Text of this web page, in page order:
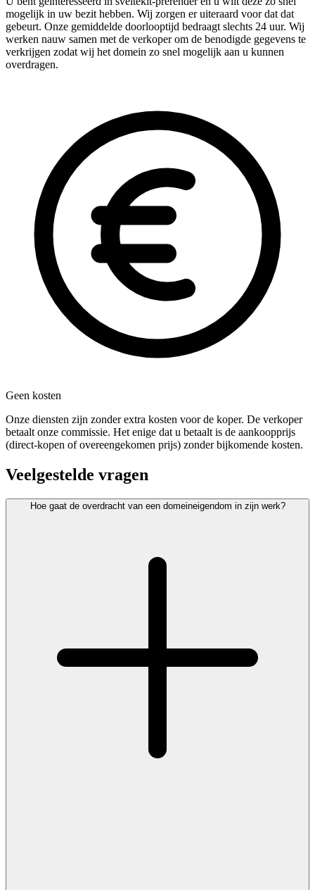
mogelijk in uw bezit hebben. Wij zorgen er uiteraard voor dat dat
gebeurt. Onze gemiddelde doorlooptijd bedraagt slechts 24 uur. Wij
werken nauw samen met de verkoper om de benodigde gegevens te
verkrijgen zodat wij het domein zo snel mogelijk aan u kunnen
overdragen.
Geen kosten
Onze diensten zijn zonder extra kosten voor de koper. De verkoper
betaalt onze commissie. Het enige dat u betaalt is de aankoopprijs
(direct-kopen of overeengekomen prijs) zonder bijkomende kosten.
Veelgestelde vragen
Hoe gaat de overdracht van een domeineigendom in zijn werk?